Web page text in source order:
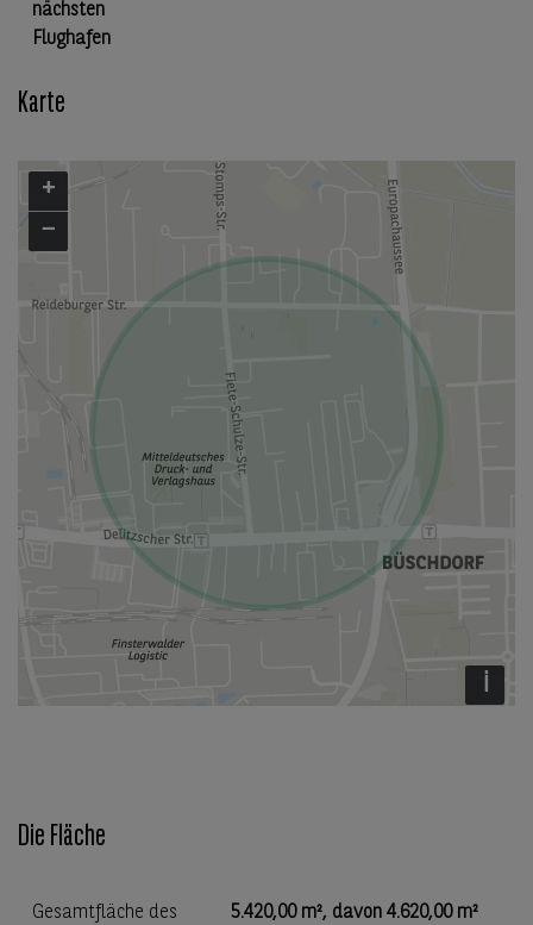
nächsten
Flughafen
Karte
+
−
i
Die Fläche
Gesamtfläche des
5.420,00 m², davon 4.620,00 m²